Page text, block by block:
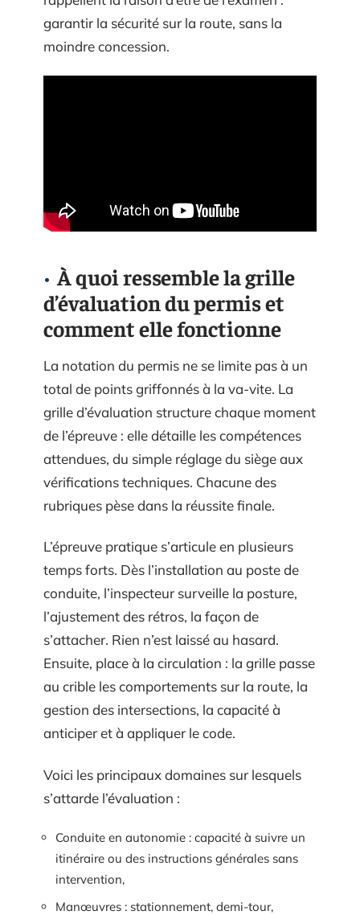
garantir la sécurité sur la route, sans la
moindre concession.
À quoi ressemble la grille
d’évaluation du permis et
comment elle fonctionne
La notation du permis ne se limite pas à un
total de points griffonnés à la va-vite. La
grille d’évaluation structure chaque moment
de l’épreuve : elle détaille les compétences
attendues, du simple réglage du siège aux
vérifications techniques. Chacune des
rubriques pèse dans la réussite finale.
L’épreuve pratique s’articule en plusieurs
temps forts. Dès l’installation au poste de
conduite, l’inspecteur surveille la posture,
l’ajustement des rétros, la façon de
s’attacher. Rien n’est laissé au hasard.
Ensuite, place à la circulation : la grille passe
au crible les comportements sur la route, la
gestion des intersections, la capacité à
anticiper et à appliquer le code.
Voici les principaux domaines sur lesquels
s’attarde l’évaluation :
Conduite en autonomie : capacité à suivre un
itinéraire ou des instructions générales sans
intervention,
Manœuvres : stationnement, demi-tour,